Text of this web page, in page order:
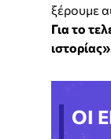
ξέρουμε
Για το
ΟΙ